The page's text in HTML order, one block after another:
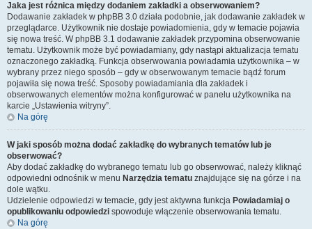
Jaka jest różnica między dodaniem zakładki a obserwowaniem?
Dodawanie zakładek w phpBB 3.0 działa podobnie, jak dodawanie zakładek w
przeglądarce. Użytkownik nie dostaje powiadomienia, gdy w temacie pojawia
się nowa treść. W phpBB 3.1 dodawanie zakładek przypomina obserwowanie
tematu. Użytkownik może być powiadamiany, gdy nastąpi aktualizacja tematu
oznaczonego zakładką. Funkcja obserwowania powiadamia użytkownika – w
wybrany przez niego sposób – gdy w obserwowanym temacie bądź forum
pojawiła się nowa treść. Sposoby powiadamiania dla zakładek i
obserwowanych elementów można konfigurować w panelu użytkownika na
karcie „Ustawienia witryny”.
Na górę
W jaki sposób można dodać zakładkę do wybranych tematów lub je
obserwować?
Aby dodać zakładkę do wybranego tematu lub go obserwować, należy kliknąć
odpowiedni odnośnik w menu Narzędzia tematu znajdujące się na górze i na
dole wątku.
Udzielenie odpowiedzi w temacie, gdy jest aktywna funkcja Powiadamiaj o
opublikowaniu odpowiedzi spowoduje włączenie obserwowania tematu.
Na górę